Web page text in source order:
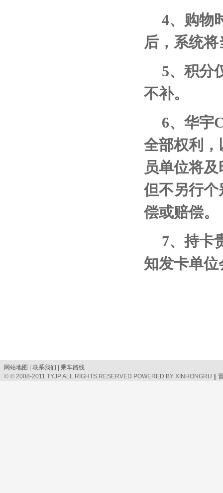
4、购物
后，系统
5、积分
不补。
6、华宇
全部权利
员单位将
但不另行
偿或赔偿。
7、持卡
知发卡单位
网站地图 | 联系我们 | 乘车路线
© © 2008-2011 TYJP ALL RIGHTS RESERVED POWERED BY XINHONGRU ||